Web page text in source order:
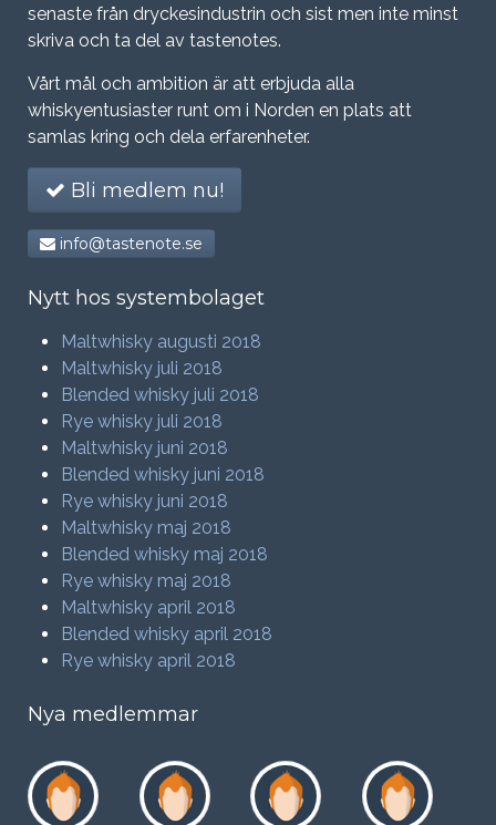
senaste från dryckesindustrin och sist men inte minst
skriva och ta del av tastenotes.
Vårt mål och ambition är att erbjuda alla
whiskyentusiaster runt om i Norden en plats att
samlas kring och dela erfarenheter.
Bli medlem nu!
info@tastenote.se
Nytt hos systembolaget
Maltwhisky augusti 2018
Maltwhisky juli 2018
Blended whisky juli 2018
Rye whisky juli 2018
Maltwhisky juni 2018
Blended whisky juni 2018
Rye whisky juni 2018
Maltwhisky maj 2018
Blended whisky maj 2018
Rye whisky maj 2018
Maltwhisky april 2018
Blended whisky april 2018
Rye whisky april 2018
Nya medlemmar